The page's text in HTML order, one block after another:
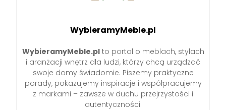
WybieramyMeble.pl
WybieramyMeble.plto portal o meblach, stylach
i aranżacji wnętrz dla ludzi, którzy chcą urządzać
swoje domy świadomie. Piszemy praktyczne
porady, pokazujemy inspiracje i współpracujemy
z markami – zawsze w duchu przejrzystości i
autentyczności.